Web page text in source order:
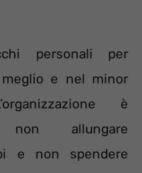
personali per
e nel minor
è
non allungare
e non spendere